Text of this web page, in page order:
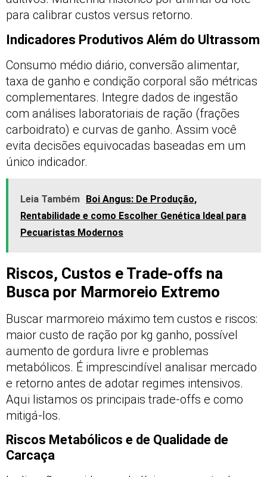
para calibrar custos versus retorno.
Indicadores Produtivos Além do Ultrassom
Consumo médio diário, conversão alimentar,
taxa de ganho e condição corporal são métricas
complementares. Integre dados de ingestão
com análises laboratoriais de ração (frações
carboidrato) e curvas de ganho. Assim você
evita decisões equivocadas baseadas em um
único indicador.
Leia Também Boi Angus: De Produção,
Rentabilidade e como Escolher Genética Ideal para
Pecuaristas Modernos
Riscos, Custos e Trade-offs na
Busca por Marmoreio Extremo
Buscar marmoreio máximo tem custos e riscos:
maior custo de ração por kg ganho, possível
aumento de gordura livre e problemas
metabólicos. É imprescindível analisar mercado
e retorno antes de adotar regimes intensivos.
Aqui listamos os principais trade-offs e como
mitigá-los.
Riscos Metabólicos e de Qualidade de
Carcaça